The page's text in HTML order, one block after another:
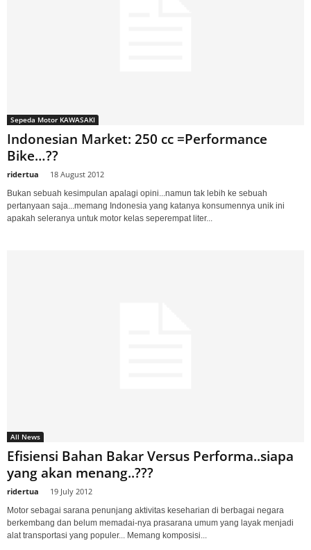
Sepeda Motor KAWASAKI
Indonesian Market: 250 cc =Performance
Bike…??
ridertua 18 August 2012
Bukan sebuah kesimpulan apalagi opini...namun tak lebih ke sebuah
pertanyaan saja...memang Indonesia yang katanya konsumennya unik ini
apakah seleranya untuk motor kelas seperempat liter...
All News
Efisiensi Bahan Bakar Versus Performa..siapa
yang akan menang..???
ridertua 19 July 2012
Motor sebagai sarana penunjang aktivitas keseharian di berbagai negara
berkembang dan belum memadai-nya prasarana umum yang layak menjadi
alat transportasi yang populer... Memang komposisi...